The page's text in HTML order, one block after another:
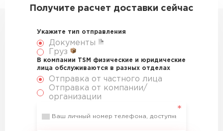
Получите расчет доставки сейчас
Укажите тип отправления
Документы
Груз
В компании TSM физические и юридические
лица обслуживаются в разных отделах
Отправка от частного лица
Отправка от компании/
организации